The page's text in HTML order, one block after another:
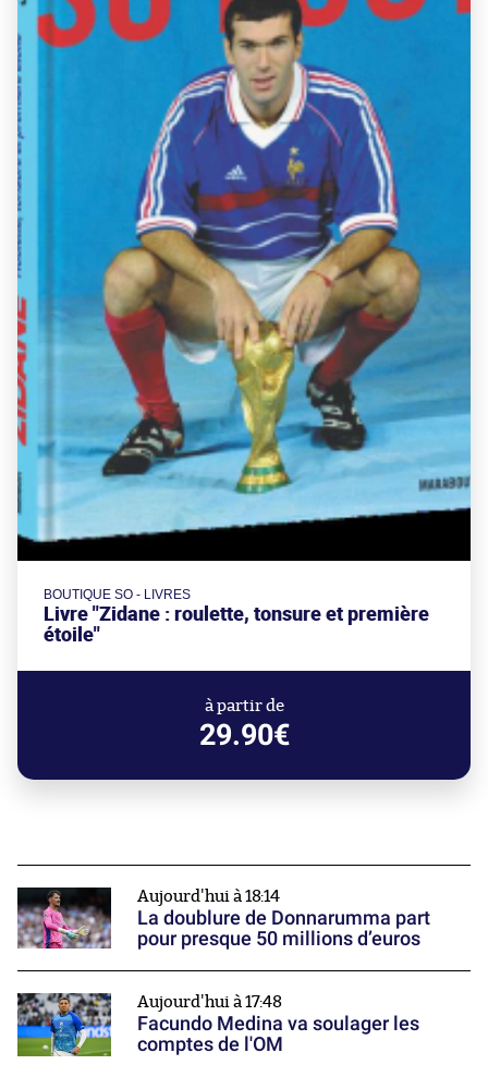
BOUTIQUE SO - LIVRES
Livre "Zidane : roulette, tonsure et première
étoile"
à partir de
29.90€
Aujourd'hui à 18:14
La doublure de Donnarumma part
pour presque 50 millions d’euros
Aujourd'hui à 17:48
Facundo Medina va soulager les
comptes de l'OM